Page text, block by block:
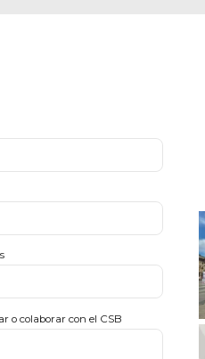
o colaborar con el CSB